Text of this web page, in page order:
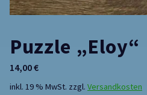
Puzzle „Eloy“
14,00€
inkl. 19 % MwSt. zzgl. Versandkosten